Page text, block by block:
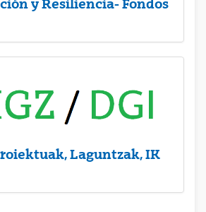
y Resiliencia- Fondos
Laguntzak, IK